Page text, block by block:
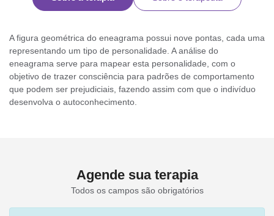
A figura geométrica do eneagrama possui nove pontas, cada uma
representando um tipo de personalidade. A análise do
eneagrama serve para mapear esta personalidade, com o
objetivo de trazer consciência para padrões de comportamento
que podem ser prejudiciais, fazendo assim com que o indivíduo
desenvolva o autoconhecimento.
Agende sua terapia
Todos os campos são obrigatórios